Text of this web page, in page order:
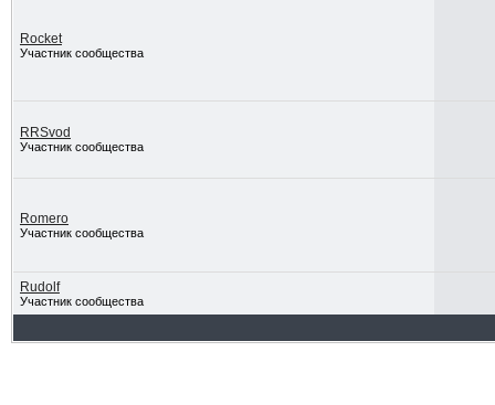
Rocket
Участник сообщества
RRSvod
Участник сообщества
Romero
Участник сообщества
Rudolf
Участник сообщества